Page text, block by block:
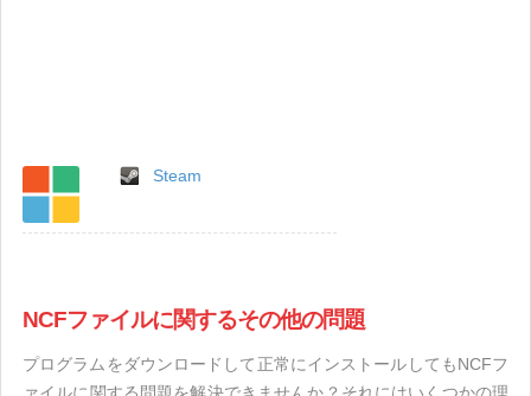
Steam
NCFファイルに関するその他の問題
プログラムをダウンロードして正常にインストールしてもNCFフ